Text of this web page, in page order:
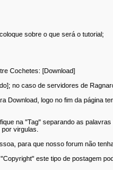
sobre o que será o tutorial;
Cochetes: [Download]
no caso de servidores de
Download, logo no fim da
na "Tag" separando as
virgulas.
para que nosso forum não
este tipo de postagem